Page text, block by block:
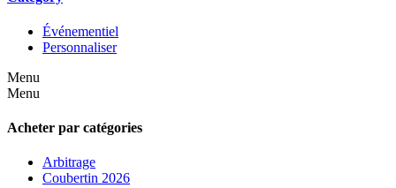
Événementiel
Personnaliser
Menu
Menu
Acheter par catégories
Arbitrage
Coubertin 2026